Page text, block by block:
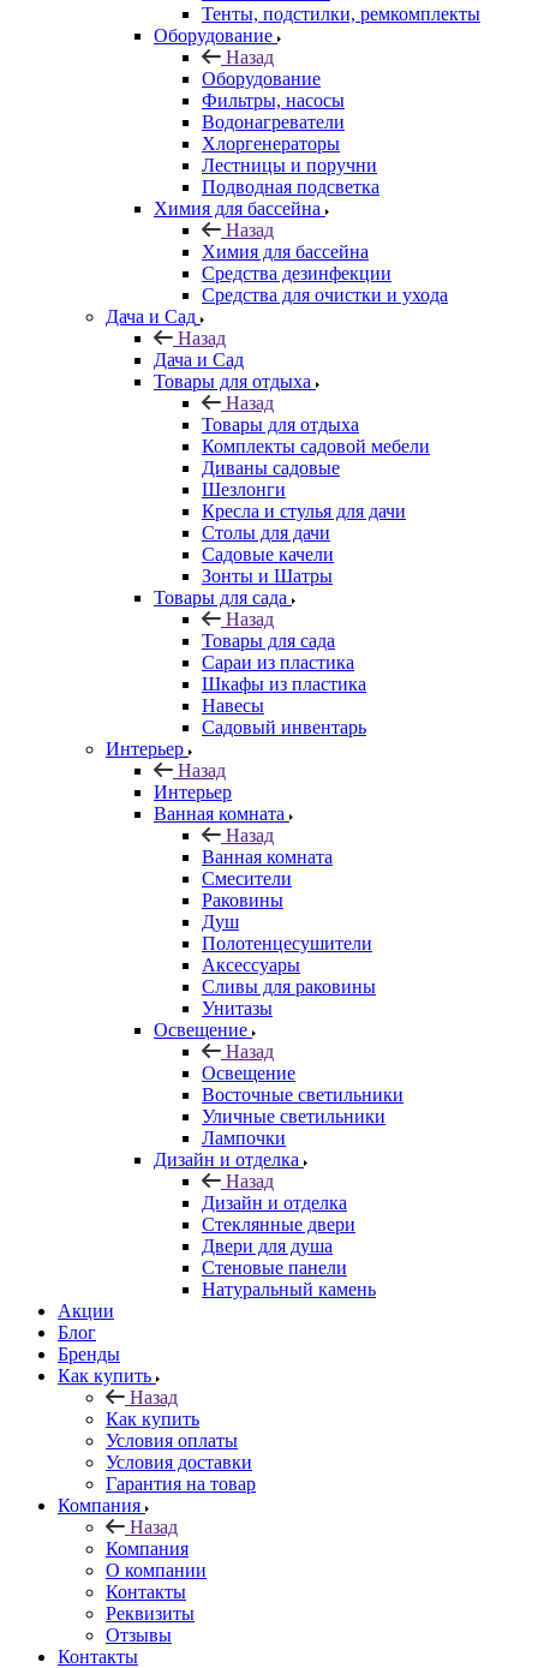
Тенты, подстилки, ремкомплекты
Оборудование
Назад
Оборудование
Фильтры, насосы
Водонагреватели
Хлоргенераторы
Лестницы и поручни
Подводная подсветка
Химия для бассейна
Назад
Химия для бассейна
Средства дезинфекции
Средства для очистки и ухода
Дача и Сад
Назад
Дача и Сад
Товары для отдыха
Назад
Товары для отдыха
Комплекты садовой мебели
Диваны садовые
Шезлонги
Кресла и стулья для дачи
Столы для дачи
Садовые качели
Зонты и Шатры
Товары для сада
Назад
Товары для сада
Сараи из пластика
Шкафы из пластика
Навесы
Садовый инвентарь
Интерьер
Назад
Интерьер
Ванная комната
Назад
Ванная комната
Смесители
Раковины
Душ
Полотенцесушители
Аксессуары
Сливы для раковины
Унитазы
Освещение
Назад
Освещение
Восточные светильники
Уличные светильники
Лампочки
Дизайн и отделка
Назад
Дизайн и отделка
Стеклянные двери
Двери для душа
Стеновые панели
Натуральный камень
Акции
Блог
Бренды
Как купить
Назад
Как купить
Условия оплаты
Условия доставки
Гарантия на товар
Компания
Назад
Компания
О компании
Контакты
Реквизиты
Отзывы
Контакты